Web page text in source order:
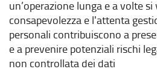
un’operazione lunga e a volte
consapevolezza e l'attenta
personali contribuiscono a
e a prevenire potenziali rischi
non controllata dei dati